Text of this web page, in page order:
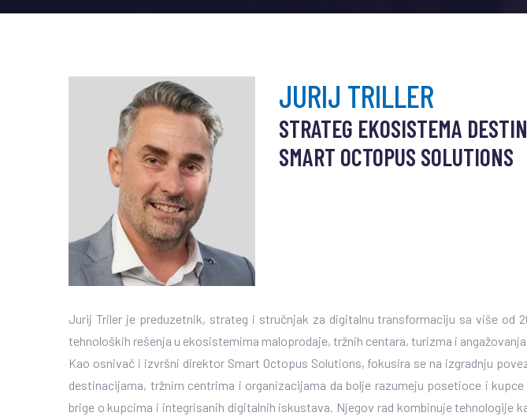
JURIJ TRILLER
STRATEG EKOSISTEMA
SMART OCTOPUS SOLUTIONS
Jurij Triler je preduzetnik, strateg i stručnjak za digitalnu transformaciju sa više od
tehnoloških rešenja u ekosistemima maloprodaje, tržnih centara, turizma i
Kao osnivač i izvršni direktor Smart Octopus Solutions, fokusira se na izgradnju
destinacijama, tržnim centrima i organizacijama da bolje razumeju posetioce i
brige o kupcima i integrisanih digitalnih iskustava. Njegov rad kombinuje tehnologije